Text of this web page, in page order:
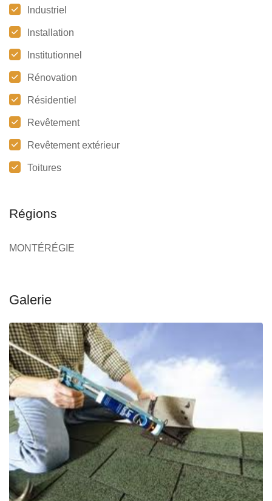
Industriel
Installation
Institutionnel
Rénovation
Résidentiel
Revêtement
Revêtement extérieur
Toitures
Régions
MONTÉRÉGIE